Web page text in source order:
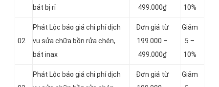
bát bị rỉ
499.000₫
10%
02
Phát Lộc báo giá chi phí dịch
vụ sửa chữa bồn rửa chén,
bát inax
Đơn giá từ
199.000 –
499.000₫
Giảm
5 –
10%
Phát Lộc báo giá chi phí dịch
Đơn giá từ
Giảm